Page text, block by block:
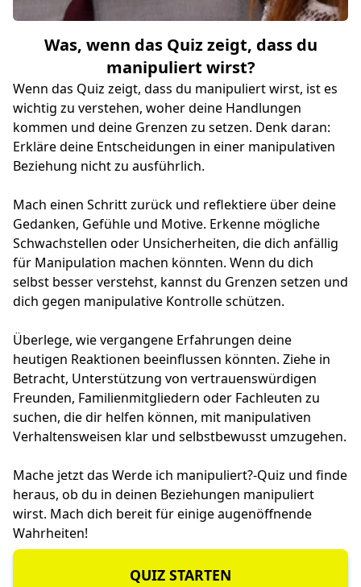
Was, wenn das Quiz zeigt, dass du
manipuliert wirst?
Wenn das Quiz zeigt, dass du manipuliert wirst, ist es
wichtig zu verstehen, woher deine Handlungen
kommen und deine Grenzen zu setzen. Denk daran:
Erkläre deine Entscheidungen in einer manipulativen
Beziehung nicht zu ausführlich.
Mach einen Schritt zurück und reflektiere über deine
Gedanken, Gefühle und Motive. Erkenne mögliche
Schwachstellen oder Unsicherheiten, die dich anfällig
für Manipulation machen könnten. Wenn du dich
selbst besser verstehst, kannst du Grenzen setzen und
dich gegen manipulative Kontrolle schützen.
Überlege, wie vergangene Erfahrungen deine
heutigen Reaktionen beeinflussen könnten. Ziehe in
Betracht, Unterstützung von vertrauenswürdigen
Freunden, Familienmitgliedern oder Fachleuten zu
suchen, die dir helfen können, mit manipulativen
Verhaltensweisen klar und selbstbewusst umzugehen.
Mache jetzt das Werde ich manipuliert?-Quiz und finde
heraus, ob du in deinen Beziehungen manipuliert
wirst. Mach dich bereit für einige augenöffnende
Wahrheiten!
QUIZ STARTEN